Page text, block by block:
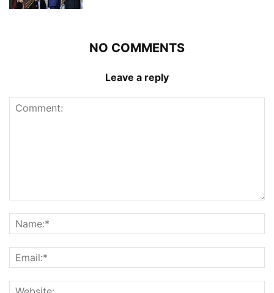
NO COMMENTS
Leave a reply